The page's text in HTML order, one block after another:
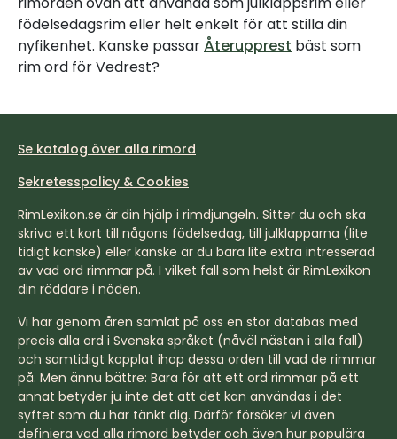
födelsedagsrim eller helt enkelt för att stilla din
nyfikenhet. Kanske passar Återupprest bäst som
rim ord för Vedrest?
Se katalog över alla rimord
Sekretesspolicy & Cookies
RimLexikon.se är din hjälp i rimdjungeln. Sitter du och ska
skriva ett kort till någons födelsedag, till julklapparna (lite
tidigt kanske) eller kanske är du bara lite extra intresserad
av vad ord rimmar på. I vilket fall som helst är RimLexikon
din räddare i nöden.
Vi har genom åren samlat på oss en stor databas med
precis alla ord i Svenska språket (nåväl nästan i alla fall)
och samtidigt kopplat ihop dessa orden till vad de rimmar
på. Men ännu bättre: Bara för att ett ord rimmar på ett
annat betyder ju inte det att det kan användas i det
syftet som du har tänkt dig. Därför försöker vi även
definiera vad alla rimord betyder och även hur populära